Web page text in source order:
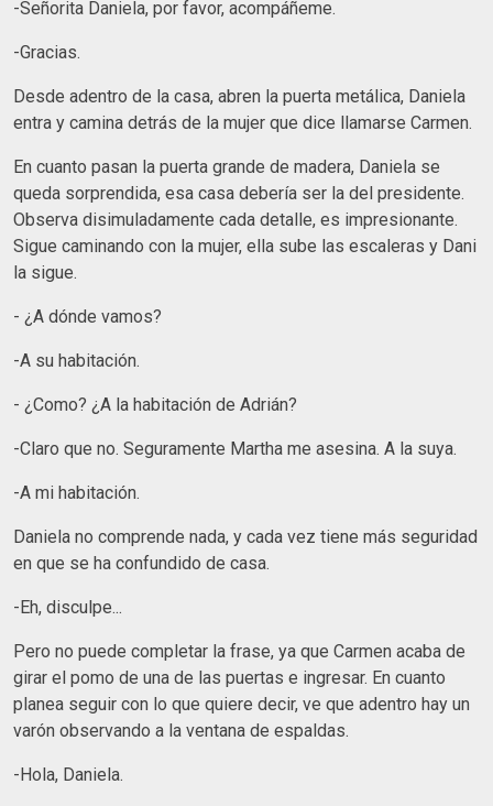
-Señorita Daniela, por favor, acompáñeme.
-Gracias.
Desde adentro de la casa, abren la puerta metálica, Daniela
entra y camina detrás de la mujer que dice llamarse Carmen.
En cuanto pasan la puerta grande de madera, Daniela se
queda sorprendida, esa casa debería ser la del presidente.
Observa disimuladamente cada detalle, es impresionante.
Sigue caminando con la mujer, ella sube las escaleras y Dani
la sigue.
- ¿A dónde vamos?
-A su habitación.
- ¿Como? ¿A la habitación de Adrián?
-Claro que no. Seguramente Martha me asesina. A la suya.
-A mi habitación.
Daniela no comprende nada, y cada vez tiene más seguridad
en que se ha confundido de casa.
-Eh, disculpe...
Pero no puede completar la frase, ya que Carmen acaba de
girar el pomo de una de las puertas e ingresar. En cuanto
planea seguir con lo que quiere decir, ve que adentro hay un
varón observando a la ventana de espaldas.
-Hola, Daniela.